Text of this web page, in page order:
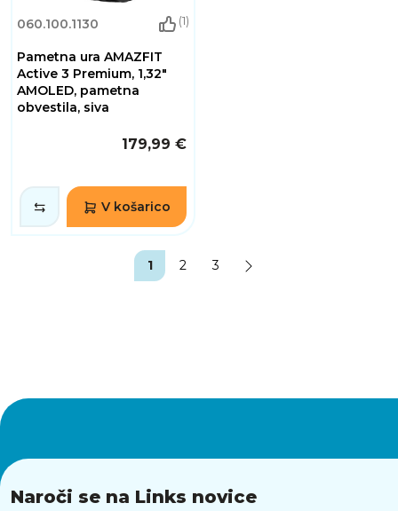
060.100.1130 (1)
Pametna ura AMAZFIT
Active 3 Premium, 1,32"
AMOLED, pametna
obvestila, siva
179,99 €
V košarico
1 2 3
Naroči se na Links novice